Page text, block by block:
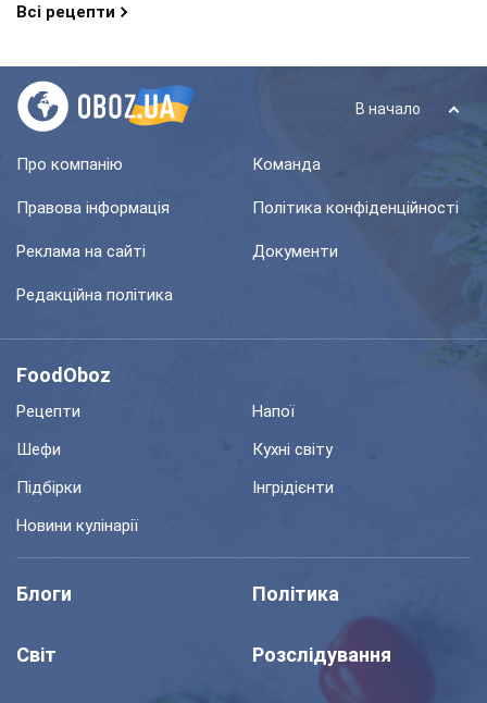
Всі рецепти
В начало
Про компанію Команда
Правова інформація Політика конфіденційності
Реклама на сайті Документи
Редакційна політика
FoodOboz
Рецепти
Напої
Шефи
Кухні світу
Підбірки
Інгрідієнти
Новини кулінарії
Блоги Політика
Світ Розслідування